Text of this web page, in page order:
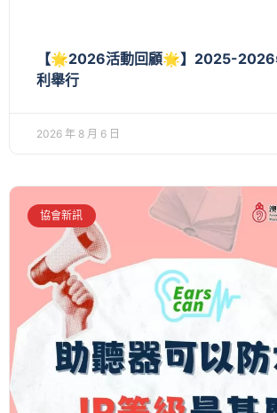
【🌟2026活動回顧🌟】2025-2026
利舉行
2026 年 8 月 6 日
協會新訊